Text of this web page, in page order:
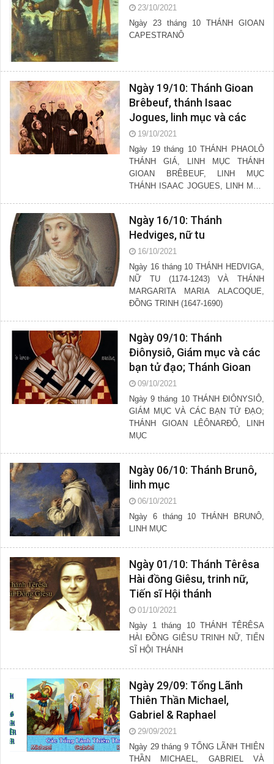
23/10/2021
Ngày 23 tháng 10 THÁNH GIOAN
CAPESTRANÔ
Ngày 19/10: Thánh Gioan
Brêbeuf, thánh Isaac
Jogues, linh mục và các
bạn tử đạo
19/10/2021
Ngày 19 tháng 10 THÁNH PHAOLÔ
THÁNH GIÁ, LINH MỤC THÁNH
GIOAN BRÊBEUF, LINH MỤC
THÁNH ISAAC JOGUES, LINH MỤC
Ngày 16/10: Thánh
Hedviges, nữ tu
16/10/2021
Ngày 16 tháng 10 THÁNH HEDVIGA,
NỮ TU (1174-1243) VÀ THÁNH
MARGARITA MARIA ALACOQUE,
ÐỒNG TRINH (1647-1690)
Ngày 09/10: Thánh
Điônysiô, Giám mục và các
bạn tử đạo; Thánh Gioan
Lêônarđô, linh mục
09/10/2021
Ngày 9 tháng 10 THÁNH ĐIÔNYSIÔ,
GIÁM MỤC VÀ CÁC BẠN TỬ ĐẠO;
THÁNH GIOAN LÊÔNARĐÔ, LINH
MỤC
Ngày 06/10: Thánh Brunô,
linh mục
06/10/2021
Ngày 6 tháng 10 THÁNH BRUNÔ,
LINH MỤC
Ngày 01/10: Thánh Têrêsa
Hài đồng Giêsu, trinh nữ,
Tiến sĩ Hội thánh
01/10/2021
Ngày 1 tháng 10 THÁNH TÊRÊSA
HÀI ĐỒNG GIÊSU TRINH NỮ, TIẾN
SĨ HỘI THÁNH
Ngày 29/09: Tổng Lãnh
Thiên Thần Michael,
Gabriel & Raphael
29/09/2021
Ngày 29 tháng 9 TỔNG LÃNH THIÊN
THẦN MICHAEL, GABRIEL VÀ